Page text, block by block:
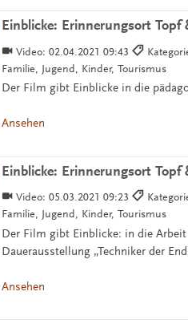
Einblicke: Erinnerungsort Topf
Video:02.04.2021 09:43
Familie, Jugend, Kinder, Tourismus
Der Film gibt Einblicke in die
Ansehen
Einblicke: Erinnerungsort
Video:05.03.2021 09:23
Familie, Jugend, Kinder, Tourismus
Der Film gibt Einblicke: in die
Dauerausstellung „Techniker der
Ansehen